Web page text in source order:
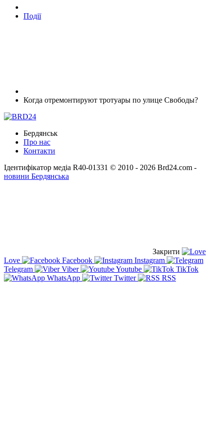
Події
Когда отремонтируют тротуары по улице Свободы?
Бердянськ
Про нас
Контакти
Ідентифікатор медіа R40-01331 © 2010 - 2026 Brd24.com -
новини Бердянська
Закрити
Love
Facebook
Instagram
Telegram
Viber Youtube
TikTok
WhatsApp
Twitter RSS